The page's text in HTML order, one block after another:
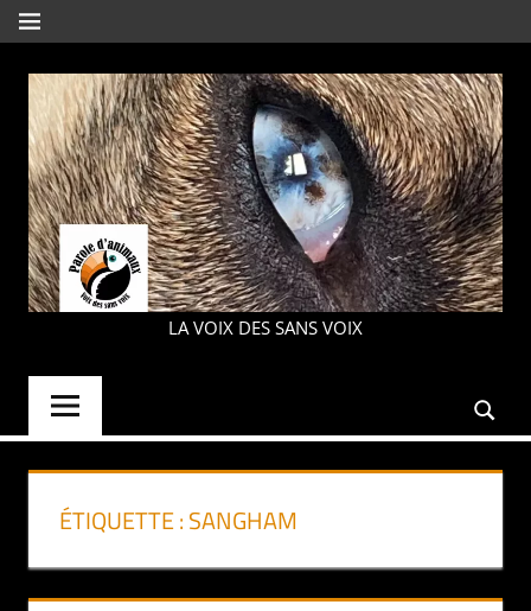
Aller
au
contenu
MENU
PAROLE
LA VOIX DES SANS VOIX
ÉTIQUETTE :SANGHAM